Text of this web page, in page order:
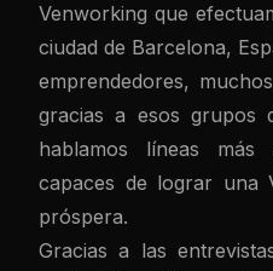
Venworking que
ciudad de Barcelona,
emprendedores,
gracias a esos grupos
hablamos líneas
capaces de lograr una
próspera.
Gracias a las